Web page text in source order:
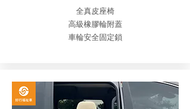
全真皮座椅
高級橡膠輪附蓋
車輪安全固定鎖